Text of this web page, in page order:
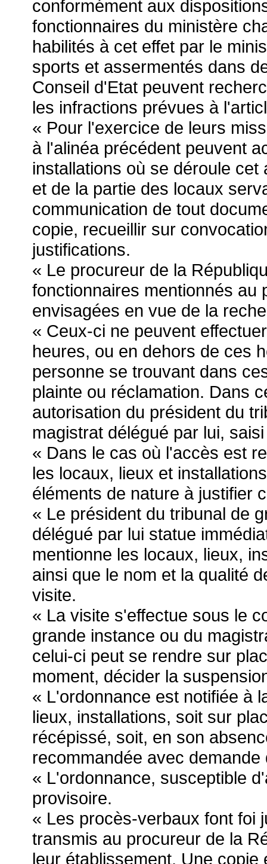
conformément aux
fonctionnaires du ministère
habilités à cet effet par le
sports et assermentés dans
Conseil d'Etat peuvent
les infractions prévues à
« Pour l'exercice de leurs
à l'alinéa précédent peuvent
installations où se déroule
et de la partie des locaux
communication de tout
copie, recueillir sur
justifications.
« Le procureur de la
fonctionnaires mentionnés au
envisagées en vue de la
« Ceux-ci ne peuvent
heures, ou en dehors de ces
personne se trouvant dans
plainte ou réclamation. Dans
autorisation du président du
magistrat délégué par lui,
« Dans le cas où l'accès est
les locaux, lieux et
éléments de nature à justifier
« Le président du tribunal de
délégué par lui statue
mentionne les locaux, lieux,
ainsi que le nom et la qualité
visite.
« La visite s'effectue sous le
grande instance ou du
celui-ci peut se rendre sur
moment, décider la
« L'ordonnance est notifiée à
lieux, installations, soit sur
récépissé, soit, en son
recommandée avec
« L'ordonnance, susceptible
provisoire.
« Les procès-verbaux font foi
transmis au procureur de la
leur établissement. Une